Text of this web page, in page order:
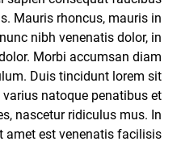
Mauris rhoncus, mauris in
nibh venenatis dolor, in
Morbi accumsan diam
Duis tincidunt lorem sit
natoque penatibus et
nascetur ridiculus mus. In
est venenatis facilisis.